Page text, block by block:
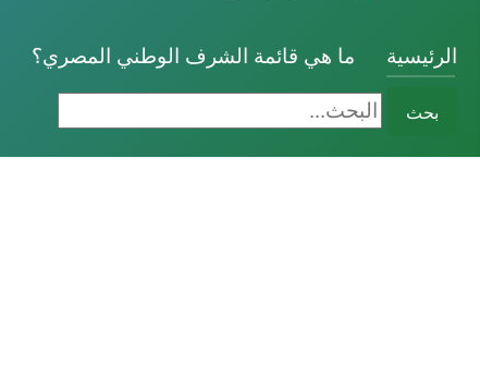
الرئيسية ما هي قائمة الشرف الوطني المصري؟
بحث البحث...